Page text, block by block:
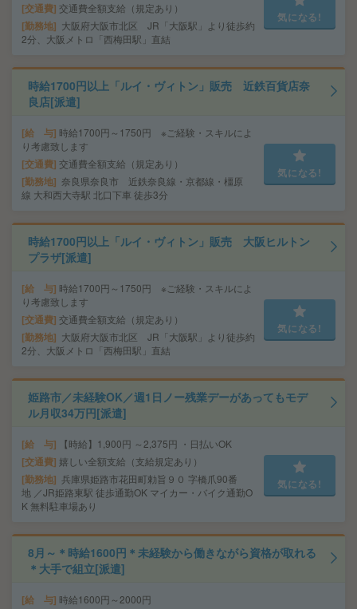
交通費 交通費全額支給（規定あり）
勤務地
大阪府大阪市北区 JR「大阪駅」より徒歩約
2分、大阪メトロ「西梅田駅」直結
気になる!
時給1700円以上「ルイ・ヴィトン」販売 近鉄百貨店奈
良店[派遣]
給 与 時給1700円～1750円 ※ご経験・スキルによ
り考慮致します
交通費 交通費全額支給（規定あり）
勤務地
奈良県奈良市 近鉄奈良線・京都線・橿原
線 大和西大寺駅 北口下車 徒歩3分
気になる!
時給1700円以上「ルイ・ヴィトン」販売 大阪ヒルトン
プラザ[派遣]
給 与 時給1700円～1750円 ※ご経験・スキルによ
り考慮致します
交通費 交通費全額支給（規定あり）
勤務地
大阪府大阪市北区 JR「大阪駅」より徒歩約
2分、大阪メトロ「西梅田駅」直結
気になる!
姫路市／未経験OK／週1日ノー残業デーがあってもモデ
ル月収34万円[派遣]
給 与 【時給】1,900円 ～2,375円 ・日払いOK
交通費 嬉しい全額支給（支給規定あり）
勤務地 兵庫県姫路市花田町勅旨９０ 字橋爪90番
地 ／JR姫路東駅 徒歩通勤OK マイカー・バイク通勤O
K 無料駐車場あり
気になる!
8月～＊時給1600円＊未経験から働きながら資格が取れる
＊大手で組立[派遣]
給 与 時給1600円～2000円